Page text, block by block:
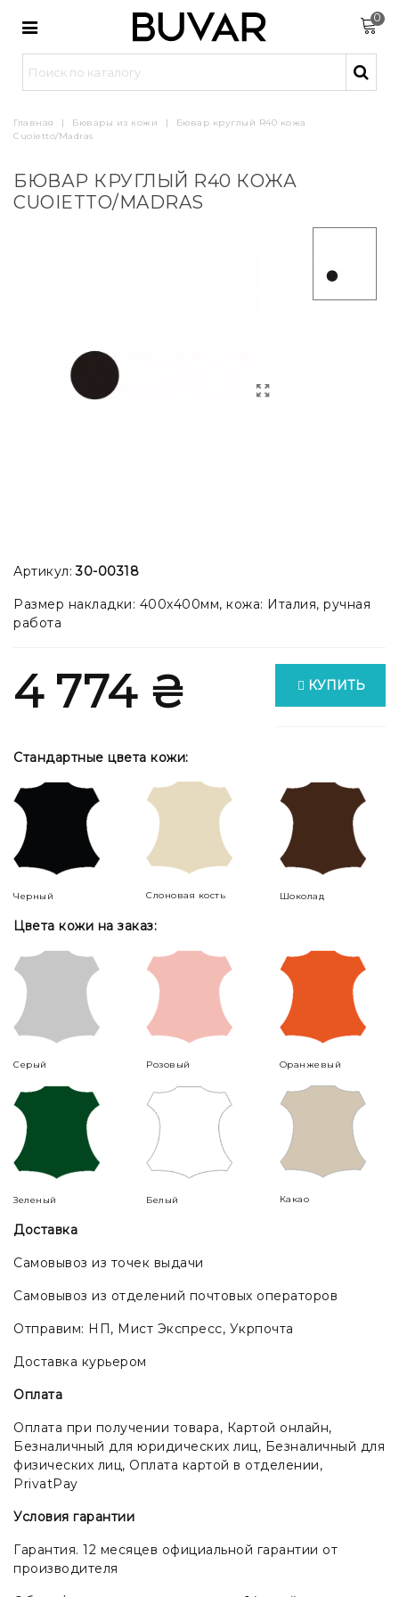
0
Главная | Бювары из кожи |
Бювар круглый R40 кожа
Cuoietto/Madras
БЮВАР КРУГЛЫЙ R40 КОЖА
CUOIETTO/MADRAS
Артикул: 30-00318
Размер накладки: 400x400мм, кожа: Италия, ручная
работа
4 774 ₴ КУПИТЬ
Стандартные цвета кожи:
Черный Слоновая кость Шоколад
Цвета кожи на заказ:
Серый Розовый Оранжевый
Зеленый Белый Какао
Доставка
Самовывоз из точек выдачи
Самовывоз из отделений почтовых операторов
Отправим: НП, Мист Экспресс, Укрпочта
Доставка курьером
Оплата
Оплата при получении товара, Картой онлайн,
Безналичный для юридических лиц, Безналичный для
физических лиц, Оплата картой в отделении,
PrivatPay
Условия гарантии
Гарантия. 12 месяцев официальной гарантии от
производителя